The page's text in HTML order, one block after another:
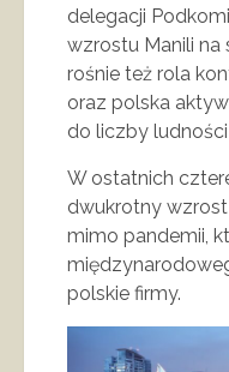
delegacji
wzrostu Manili na
rośnie też rola
oraz polska
do liczby
W ostatnich
dwukrotny
mimo pandemii,
polskie firmy.